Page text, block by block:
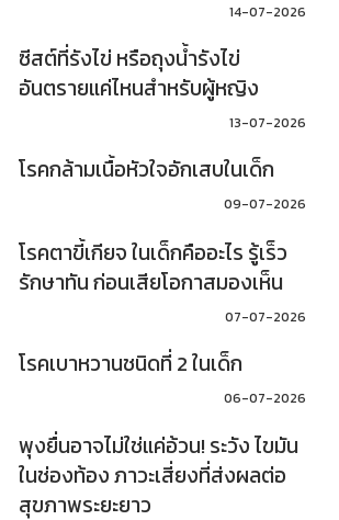
14-07-2026
ซีสต์ที่รังไข่ หรือถุงน้ำรังไข่
อันตรายแค่ไหนสำหรับผู้หญิง
13-07-2026
โรคกล้ามเนื้อหัวใจอักเสบในเด็ก
09-07-2026
โรคตาขี้เกียจ ในเด็กคืออะไร รู้เร็ว
รักษาทัน ก่อนเสียโอกาสมองเห็น
07-07-2026
โรคเบาหวานชนิดที่ 2 ในเด็ก
06-07-2026
พุงยื่นอาจไม่ใช่แค่อ้วน! ระวัง ไขมัน
ในช่องท้อง ภาวะเสี่ยงที่ส่งผลต่อ
สุขภาพระยะยาว